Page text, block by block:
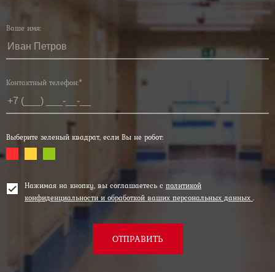
Ваше имя:
Контактный телефон:*
Выберите зеленый квадрат, если Вы не робот:
Нажимая на кнопку, вы соглашаетесь с политикой
конфиденциальности и обработкой ваших персональных данных .
ОТПРАВИТЬ